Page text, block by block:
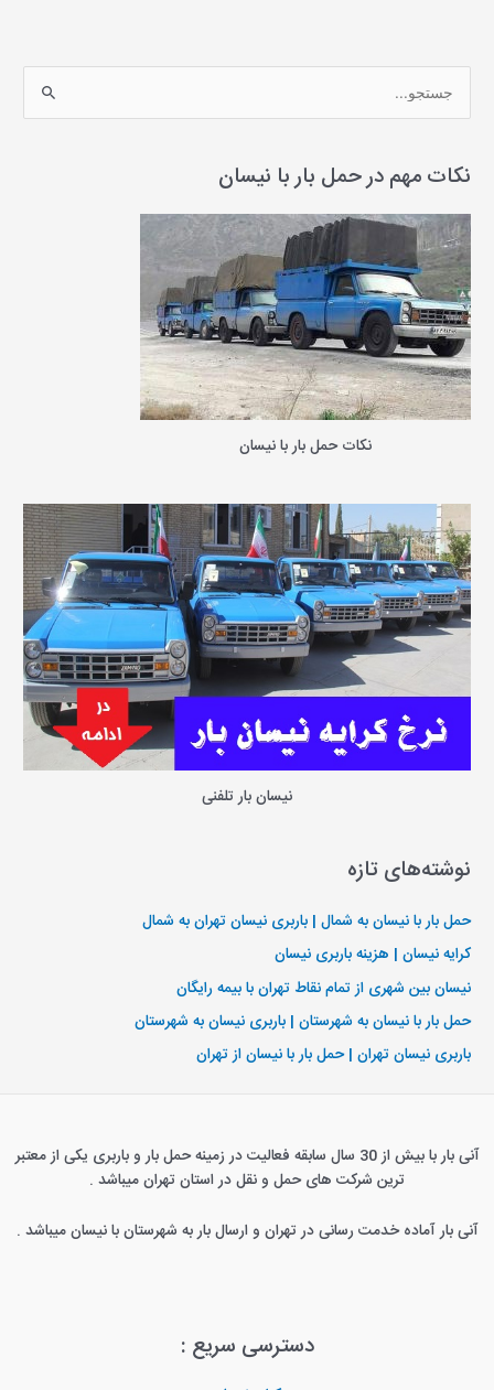
ج
ب
ر
ا
ی
:
نکات مهم در حمل بار با نیسان
نکات حمل بار با نیسان
نیسان بار تلفنی
نوشته‌های تازه
حمل بار با نیسان به شمال | باربری نیسان تهران به شمال
کرایه نیسان | هزینه باربری نیسان
نیسان بین شهری از تمام نقاط تهران با بیمه رایگان
حمل بار با نیسان به شهرستان | باربری نیسان به شهرستان
باربری نیسان تهران | حمل بار با نیسان از تهران
آنی بار با بیش از 30 سال سابقه فعالیت در زمینه حمل بار و باربری یکی از معتبر
ترین شرکت های حمل و نقل در استان تهران میباشد .
آنی بار آماده خدمت رسانی در تهران و ارسال بار به شهرستان با نیسان میباشد .
دسترسی سریع :